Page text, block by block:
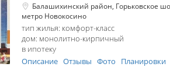
Балашихинский район Горьковское
метро Новокосино
тип жилья: комфорт-класс
дом: монолитно-кирпичный
в ипотеку
Описание Отзывы Фото Планировки